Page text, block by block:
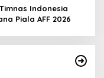
Indonesia
Piala AFF 2026